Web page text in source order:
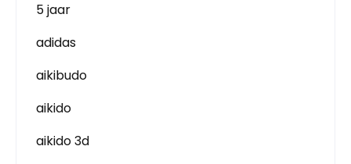
5 jaar
adidas
aikibudo
aikido
aikido 3d